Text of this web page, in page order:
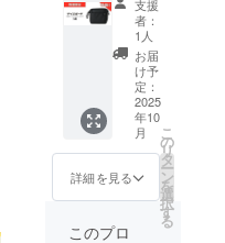
登録い
ただい
たメー
ルアド
レス
（もし
くは
CAMPF
IREの
メッ
を通じ
リー
ズ・ブ
ラック
デュー
ロンタ
プ） 1
点】 ▼
リター
ン紹介
ズポー
支援
者：
1人
お届
け予
定：
2025
年10
月
詳細を見る
こ
の
リ
タ
ー
ン
を
選
択
す
る
このプロ